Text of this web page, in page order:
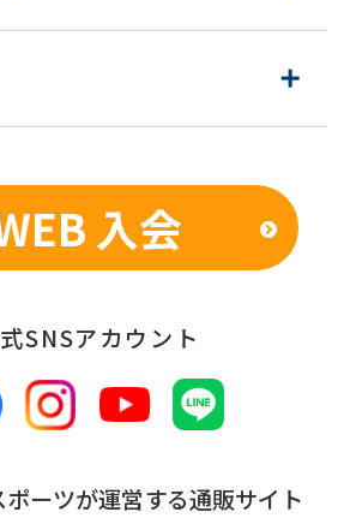
differ
content.
We
ask
you
fully
understand
before
入会
SNSアカウント
ーツが運営する通販サイト